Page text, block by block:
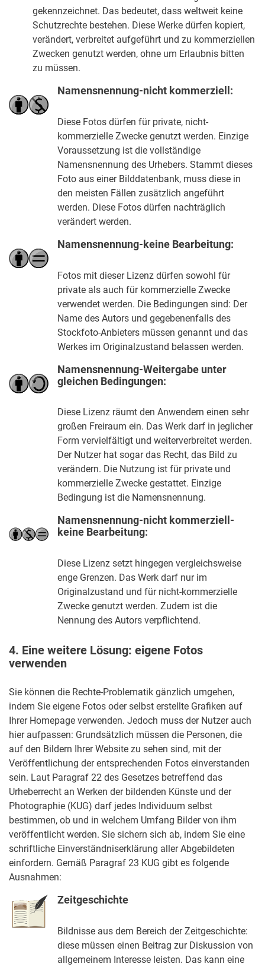
gekennzeichnet. Das bedeutet, dass weltweit keine
Schutzrechte bestehen. Diese Werke dürfen kopiert,
verändert, verbreitet aufgeführt und zu kommerziellen
Zwecken genutzt werden, ohne um Erlaubnis bitten
zu müssen.
Namensnennung-nicht kommerziell:
Diese Fotos dürfen für private, nicht-
kommerzielle Zwecke genutzt werden. Einzige
Voraussetzung ist die vollständige
Namensnennung des Urhebers. Stammt dieses
Foto aus einer Bilddatenbank, muss diese in
den meisten Fällen zusätzlich angeführt
werden. Diese Fotos dürfen nachträglich
verändert werden.
Namensnennung-keine Bearbeitung:
Fotos mit dieser Lizenz dürfen sowohl für
private als auch für kommerzielle Zwecke
verwendet werden. Die Bedingungen sind: Der
Name des Autors und gegebenenfalls des
Stockfoto-Anbieters müssen genannt und das
Werkes im Originalzustand belassen werden.
Namensnennung-Weitergabe unter
gleichen Bedingungen:
Diese Lizenz räumt den Anwendern einen sehr
großen Freiraum ein. Das Werk darf in jeglicher
Form vervielfältigt und weiterverbreitet werden.
Der Nutzer hat sogar das Recht, das Bild zu
verändern. Die Nutzung ist für private und
kommerzielle Zwecke gestattet. Einzige
Bedingung ist die Namensnennung.
Namensnennung-nicht kommerziell-
keine Bearbeitung:
Diese Lizenz setzt hingegen vergleichsweise
enge Grenzen. Das Werk darf nur im
Originalzustand und für nicht-kommerzielle
Zwecke genutzt werden. Zudem ist die
Nennung des Autors verpflichtend.
4. Eine weitere Lösung: eigene Fotos
verwenden
Sie können die Rechte-Problematik gänzlich umgehen,
indem Sie eigene Fotos oder selbst erstellte Grafiken auf
Ihrer Homepage verwenden. Jedoch muss der Nutzer auch
hier aufpassen: Grundsätzlich müssen die Personen, die
auf den Bildern Ihrer Website zu sehen sind, mit der
Veröffentlichung der entsprechenden Fotos einverstanden
sein. Laut Paragraf 22 des Gesetzes betreffend das
Urheberrecht an Werken der bildenden Künste und der
Photographie (KUG) darf jedes Individuum selbst
bestimmen, ob und in welchem Umfang Bilder von ihm
veröffentlicht werden. Sie sichern sich ab, indem Sie eine
schriftliche Einverständniserklärung aller Abgebildeten
einfordern. Gemäß Paragraf 23 KUG gibt es folgende
Ausnahmen:
Zeitgeschichte
Bildnisse aus dem Bereich der Zeitgeschichte:
diese müssen einen Beitrag zur Diskussion von
allgemeinem Interesse leisten. Das kann eine